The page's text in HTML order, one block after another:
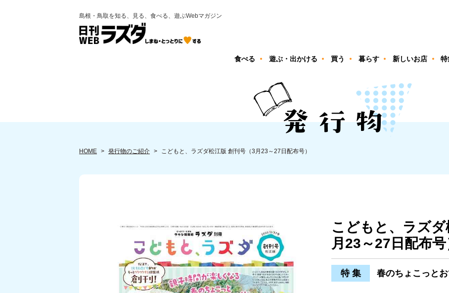
島根・鳥取を知る、見る、食べる、遊ぶWebマガジン
食べる 遊ぶ・出かける 買う 暮らす 新しいお店 特
HOME 発行物のご紹介 こどもと、ラズダ松江版 創刊号（3月23～27日配布号）
こどもと、ラズ
月23～27日配布号
特 集 春のちょこっと